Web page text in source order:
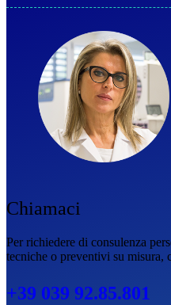
Chiamaci
Per richiedere di consulenza
tecniche o preventivi su misura,
+39 039 92.85.801